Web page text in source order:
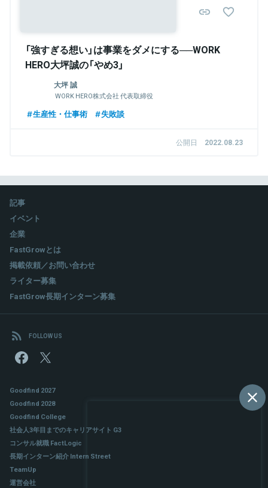
「強すぎる想い」は事業をダメにする──WORK
HERO大坪誠の「やめ3」
大坪 誠
WORK HERO株式会社 代表取締役
生産性・仕事術 失敗談
公開日 2022.08.23
記事
イベント
企業
FastGrowとは
掲載依頼／お問い合わせ
ライター募集
FastGrow長期インターン募集
FOLLOW US
Goodfind 2027
Goodfind 2028
Goodfind College
社会人3年目までのキャリアサイト G3
コンサル就職 FactLogic
長期インターン紹介 Intern Street
TeamUp
運営会社